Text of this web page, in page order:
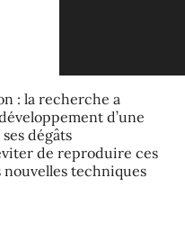
: la recherche a
d’une
dégâts
de reproduire ces
nouvelles techniques